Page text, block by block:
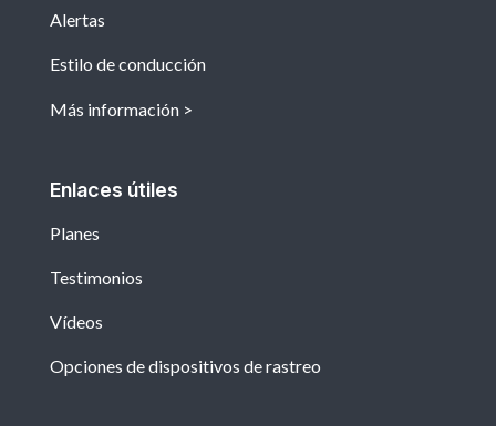
Alertas
Estilo de conducción
Más información
Enlaces útiles
Planes
Testimonios
Vídeos
Opciones de dispositivos de rastreo